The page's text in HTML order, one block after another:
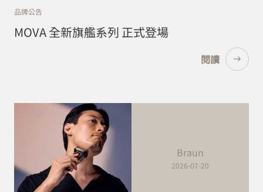
品牌公告
MOVA 全新旗艦系列 正式登場
閱讀
Braun
2026-07-20